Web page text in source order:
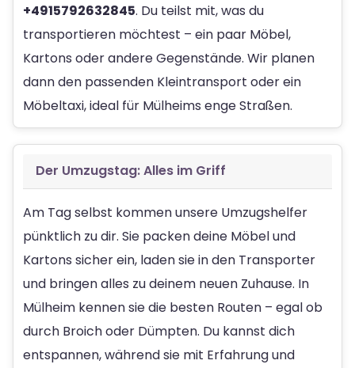
+4915792632845. Du teilst mit, was du
transportieren möchtest – ein paar Möbel,
Kartons oder andere Gegenstände. Wir planen
dann den passenden Kleintransport oder ein
Möbeltaxi, ideal für Mülheims enge Straßen.
Der Umzugstag: Alles im Griff
Am Tag selbst kommen unsere Umzugshelfer
pünktlich zu dir. Sie packen deine Möbel und
Kartons sicher ein, laden sie in den Transporter
und bringen alles zu deinem neuen Zuhause. In
Mülheim kennen sie die besten Routen – egal ob
durch Broich oder Dümpten. Du kannst dich
entspannen, während sie mit Erfahrung und